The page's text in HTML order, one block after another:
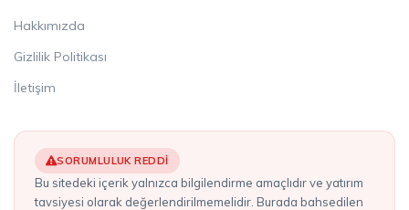
Hakkımızda
Gizlilik Politikası
İletişim
SORUMLULUK REDDI
Bu sitedeki içerik yalnızca bilgilendirme amaçlıdır ve yatırım
tavsiyesi olarak değerlendirilmemelidir. Burada bahsedilen